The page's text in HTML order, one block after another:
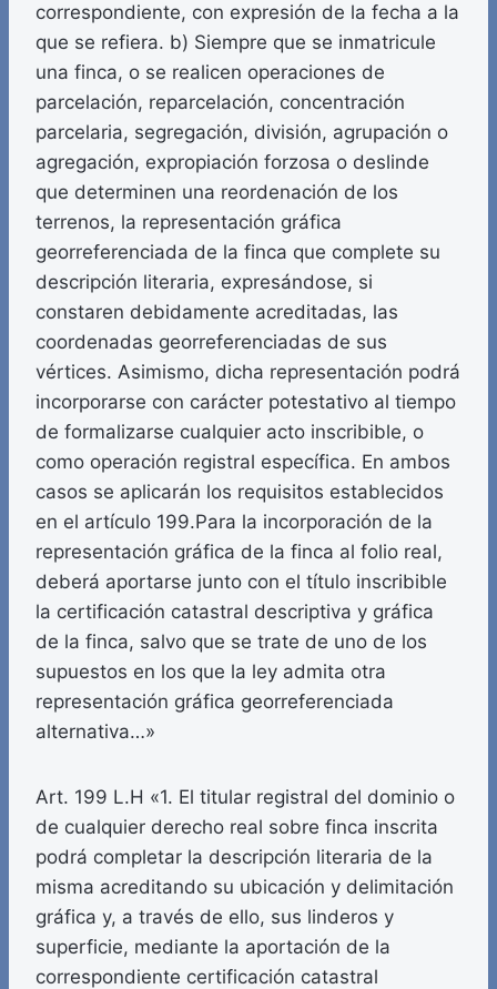
correspondiente, con expresión de la fecha a la
que se refiera. b) Siempre que se inmatricule
una finca, o se realicen operaciones de
parcelación, reparcelación, concentración
parcelaria, segregación, división, agrupación o
agregación, expropiación forzosa o deslinde
que determinen una reordenación de los
terrenos, la representación gráfica
georreferenciada de la finca que complete su
descripción literaria, expresándose, si
constaren debidamente acreditadas, las
coordenadas georreferenciadas de sus
vértices. Asimismo, dicha representación podrá
incorporarse con carácter potestativo al tiempo
de formalizarse cualquier acto inscribible, o
como operación registral específica. En ambos
casos se aplicarán los requisitos establecidos
en el artículo 199.Para la incorporación de la
representación gráfica de la finca al folio real,
deberá aportarse junto con el título inscribible
la certificación catastral descriptiva y gráfica
de la finca, salvo que se trate de uno de los
supuestos en los que la ley admita otra
representación gráfica georreferenciada
alternativa…»
Art. 199 L.H «1. El titular registral del dominio o
de cualquier derecho real sobre finca inscrita
podrá completar la descripción literaria de la
misma acreditando su ubicación y delimitación
gráfica y, a través de ello, sus linderos y
superficie, mediante la aportación de la
correspondiente certificación catastral